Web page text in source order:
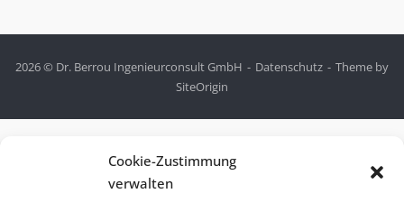
Cookie-Zustimmung
verwalten
2026 © Dr. Berrou Ingenieurconsult GmbH Datenschutz
Theme by
SiteOrigin